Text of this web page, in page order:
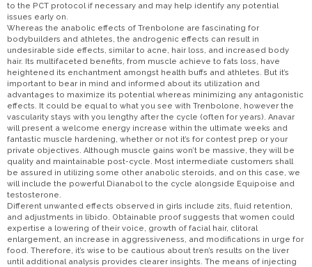
to the PCT protocol if necessary and may help identify any potential
issues early on.
Whereas the anabolic effects of Trenbolone are fascinating for
bodybuilders and athletes, the androgenic effects can result in
undesirable side effects, similar to acne, hair loss, and increased body
hair. Its multifaceted benefits, from muscle achieve to fats loss, have
heightened its enchantment amongst health buffs and athletes. But it’s
important to bear in mind and informed about its utilization and
advantages to maximize its potential whereas minimizing any antagonistic
effects. It could be equal to what you see with Trenbolone, however the
vascularity stays with you lengthy after the cycle (often for years). Anavar
will present a welcome energy increase within the ultimate weeks and
fantastic muscle hardening, whether or not it’s for contest prep or your
private objectives. Although muscle gains won’t be massive, they will be
quality and maintainable post-cycle. Most intermediate customers shall
be assured in utilizing some other anabolic steroids, and on this case, we
will include the powerful Dianabol to the cycle alongside Equipoise and
testosterone.
Different unwanted effects observed in girls include zits, fluid retention,
and adjustments in libido. Obtainable proof suggests that women could
expertise a lowering of their voice, growth of facial hair, clitoral
enlargement, an increase in aggressiveness, and modifications in urge for
food. Therefore, it’s wise to be cautious about tren’s results on the liver
until additional analysis provides clearer insights. The means of injecting